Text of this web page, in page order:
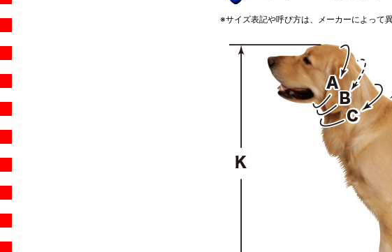
※サイズ表記や呼び方は、メーカーによって異